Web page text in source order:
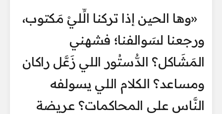
«وها الحين إذا تركنا الِّليْ مَكتوب،
ورجعنا لسَوالفنا؛ فشهني
المَشَاكل؟ الدُّستُور اللي زَعَّل راكان
ومساعد؟ الكلام اللي يسولفه
النَّاس على المحاكمات؟ عريضة